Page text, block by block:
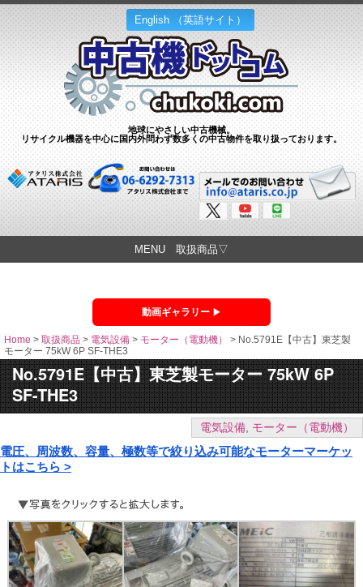
English （英語サイト）
地球にやさしい中古機械。
リサイクル機器を中心に国内外問わず数多くの中古物件を取り扱っております。
MENU 取扱商品▽
動画ギャラリー
Home > 取扱商品 > 電気設備 > モーター（電動機） > No.5791E【中古】東芝製
モーター 75kW 6P SF-THE3
No.5791E【中古】東芝製モーター 75kW 6P
SF-THE3
電気設備, モーター（電動機）
電圧、周波数、容量、極数等で絞り込み可能なモーターマーケッ
トはこちら >